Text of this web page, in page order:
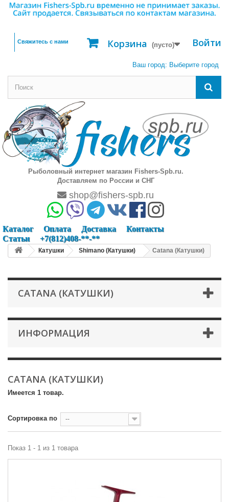
Войти
Корзина (пусто)
Свяжитесь с нами
Ваш город: Выберите город
Рыболовный интернет магазин Fishers-Spb.ru.
Доставляем по России и СНГ
shop@fishers-spb.ru
Каталог Оплата Доставка
Контакты
Статьи
+7(812)408-**-**
Катушки Shimano (Катушки) Catana (Катушки)
CATANA (КАТУШКИ)
ИНФОРМАЦИЯ
CATANA (КАТУШКИ)
Имеется 1 товар.
Сортировка по --
Показ 1 - 1 из 1 товара